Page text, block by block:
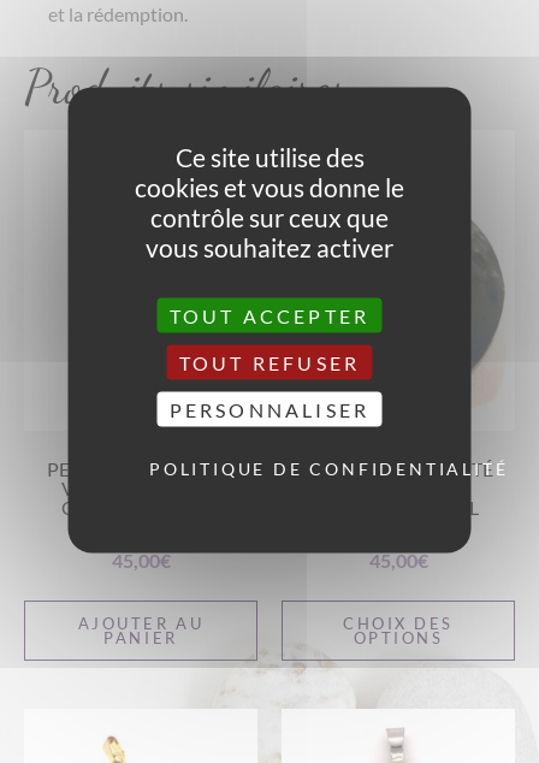
et la rédemption.
Produits similaires
PENDENTIF SCULPTÉ
VIERGE MARIE EN
OBSIDIENNE OEIL
45,00€
AJOUTER AU
PANIER
PENDENTIF SCULPTÉ
OBSIDIENNE OEIL
45,00€
CHOIX DES
OPTIONS
Ce site utilise des
cookies et vous donne le
contrôle sur ceux que
vous souhaitez activer
TOUT ACCEPTER
TOUT REFUSER
PERSONNALISER
POLITIQUE DE CONFIDENTIALITÉ